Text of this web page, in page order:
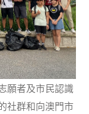
願者及市民認識
社群和向澳門市